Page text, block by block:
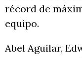
récord de
equipo.
Abel Aguilar,